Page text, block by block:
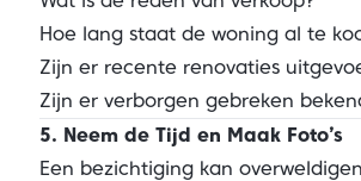
Hoe lang staat de woning al te
Zijn er recente renovaties
Zijn er verborgen gebreken
5. Neem de Tijd en Maak Foto’s
Een bezichtiging kan